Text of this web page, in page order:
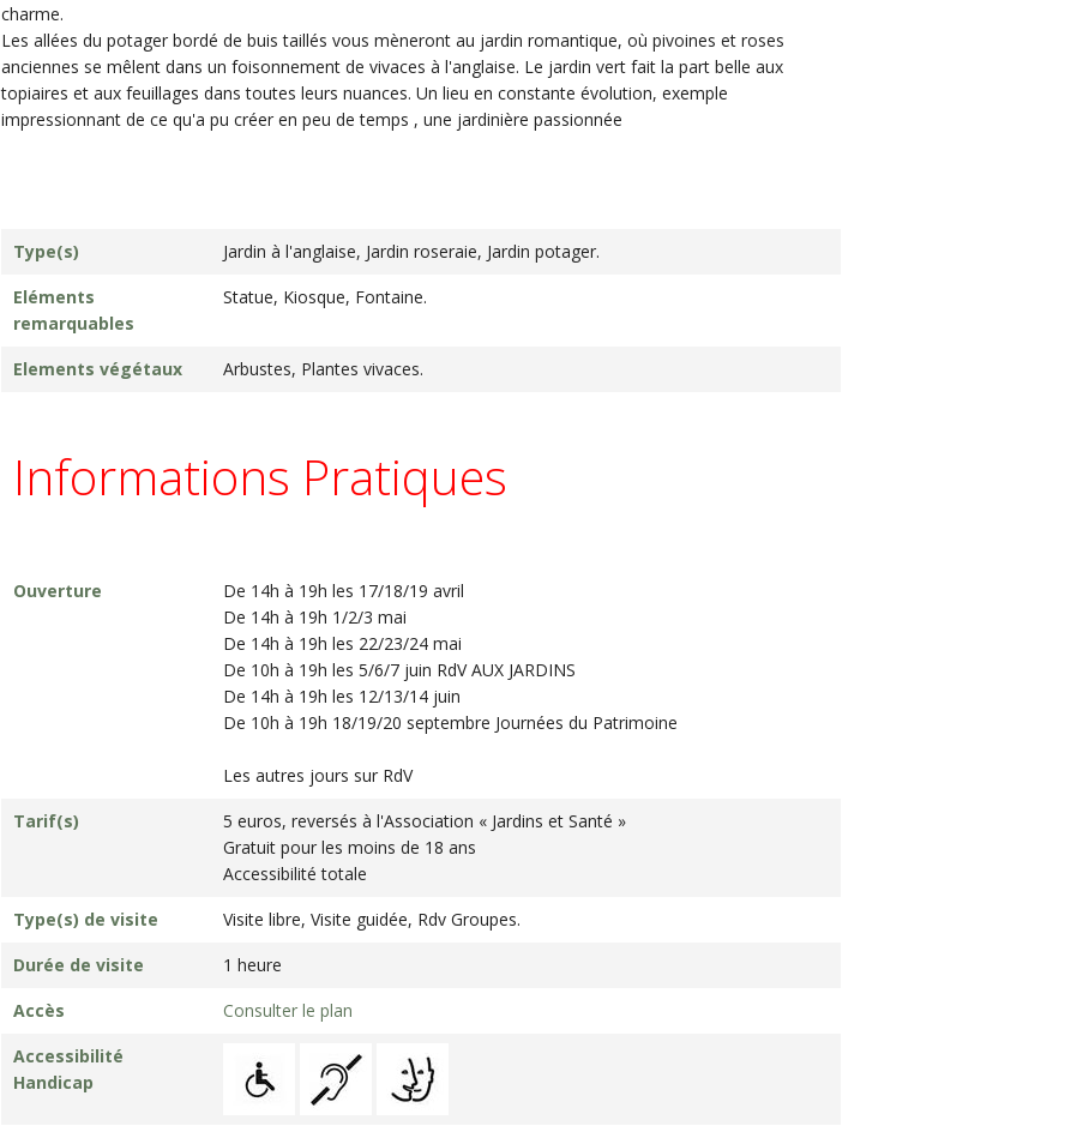
charme.
Les allées du potager bordé de buis taillés vous mèneront au jardin romantique, où pivoines et roses
anciennes se mêlent dans un foisonnement de vivaces à l'anglaise. Le jardin vert fait la part belle aux
topiaires et aux feuillages dans toutes leurs nuances. Un lieu en constante évolution, exemple
impressionnant de ce qu'a pu créer en peu de temps , une jardinière passionnée
Type(s)
Jardin à l'anglaise, Jardin roseraie, Jardin potager.
Eléments
remarquables
Statue, Kiosque, Fontaine.
Elements végétaux Arbustes, Plantes vivaces.
Informations Pratiques
Ouverture
De 14h à 19h les 17/18/19 avril
De 14h à 19h 1/2/3 mai
De 14h à 19h les 22/23/24 mai
De 10h à 19h les 5/6/7 juin RdV AUX JARDINS
De 14h à 19h les 12/13/14 juin
De 10h à 19h 18/19/20 septembre Journées du Patrimoine
Les autres jours sur RdV
Tarif(s)
5 euros, reversés à l'Association « Jardins et Santé »
Gratuit pour les moins de 18 ans
Accessibilité totale
Type(s) de visite
Visite libre, Visite guidée, Rdv Groupes.
Durée de visite
1 heure
Accès
Consulter le plan
Accessibilité
Handicap